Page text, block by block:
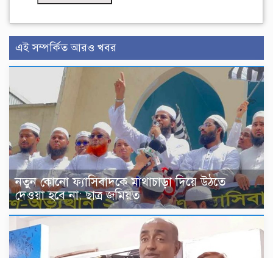
এই সম্পর্কিত আরও খবর
নতুন কোনো ফ্যাসিবাদকে মাথাচাড়া দিয়ে উঠতে
দেওয়া হবে না: ছাত্র জমিয়ত